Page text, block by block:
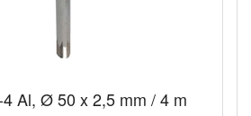
Al, Ø 50 x 2,5 mm / 4 m